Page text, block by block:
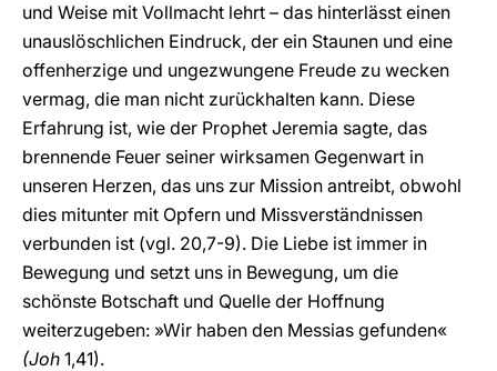
und Weise mit Vollmacht lehrt – das hinterlässt einen
unauslöschlichen Eindruck, der ein Staunen und eine
offenherzige und ungezwungene Freude zu wecken
vermag, die man nicht zurückhalten kann. Diese
Erfahrung ist, wie der Prophet Jeremia sagte, das
brennende Feuer seiner wirksamen Gegenwart in
unseren Herzen, das uns zur Mission antreibt, obwohl
dies mitunter mit Opfern und Missverständnissen
verbunden ist (vgl. 20,7-9). Die Liebe ist immer in
Bewegung und setzt uns in Bewegung, um die
schönste Botschaft und Quelle der Hoffnung
weiterzugeben: »Wir haben den Messias gefunden«
(Joh 1,41).